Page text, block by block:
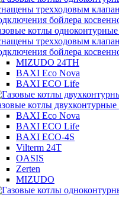
котлы
трехходовым
бойлера
MIZUDO 24TН
BAXI Eco Nova
BAXI ECO Life
котлы
BAXI Eco Nova
BAXI ECO Life
BAXI ECO-4S
Vilterm 24T
OASIS
Zerten
MIZUDO